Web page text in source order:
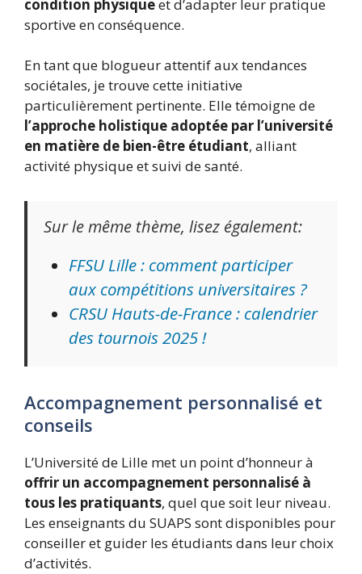
condition physiqueet d’adapter leur pratique
sportive en conséquence.
En tant que blogueur attentif aux tendances
sociétales, je trouve cette initiative
particulièrement pertinente. Elle témoigne de
l’approche holistique adoptée par l’université
en matière de bien-être étudiant, alliant
activité physique et suivi de santé.
Sur le même thème, lisez également:
FFSU Lille : comment participer
aux compétitions universitaires ?
CRSU Hauts-de-France : calendrier
des tournois 2025 !
Accompagnement personnalisé et
conseils
L’Université de Lille met un point d’honneur à
offrir un accompagnement personnalisé à
tous les pratiquants, quel que soit leur niveau.
Les enseignants du SUAPS sont disponibles pour
conseiller et guider les étudiants dans leur choix
d’activités.